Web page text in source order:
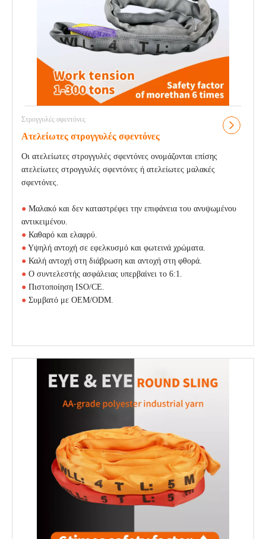
Στρογγυλές σφεντόνες
Ατελείωτες στρογγυλές σφεντόνες
Οι ατελείωτες στρογγυλές σφεντόνες ονομάζονται επίσης
ατελείωτες στρογγυλές σφεντόνες ή ατελείωτες μαλακές
σφεντόνες.
● Μαλακό και δεν καταστρέφει την επιφάνεια του ανυψωμένου
αντικειμένου.
● Καθαρό και ελαφρύ.
● Υψηλή αντοχή σε εφελκυσμό και φωτεινά χρώματα.
● Καλή αντοχή στη διάβρωση και αντοχή στη φθορά.
● Ο συντελεστής ασφάλειας υπερβαίνει το 6:1.
● Πιστοποίηση ISO/CE.
● Συμβατό με OEM/ODM.